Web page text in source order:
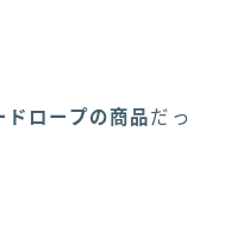
ドロープの商品だっ